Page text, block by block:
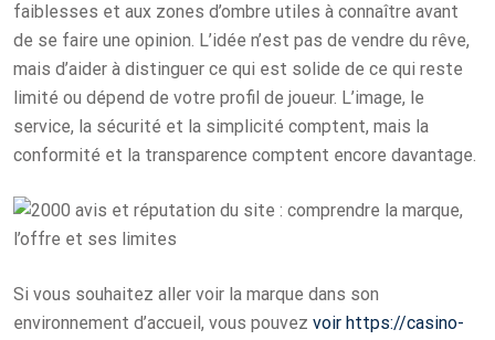
faiblesses et aux zones d’ombre utiles à connaître avant
de se faire une opinion. L’idée n’est pas de vendre du rêve,
mais d’aider à distinguer ce qui est solide de ce qui reste
limité ou dépend de votre profil de joueur. L’image, le
service, la sécurité et la simplicité comptent, mais la
conformité et la transparence comptent encore davantage.
Si vous souhaitez aller voir la marque dans son
environnement d’accueil, vous pouvez voir https://casino-